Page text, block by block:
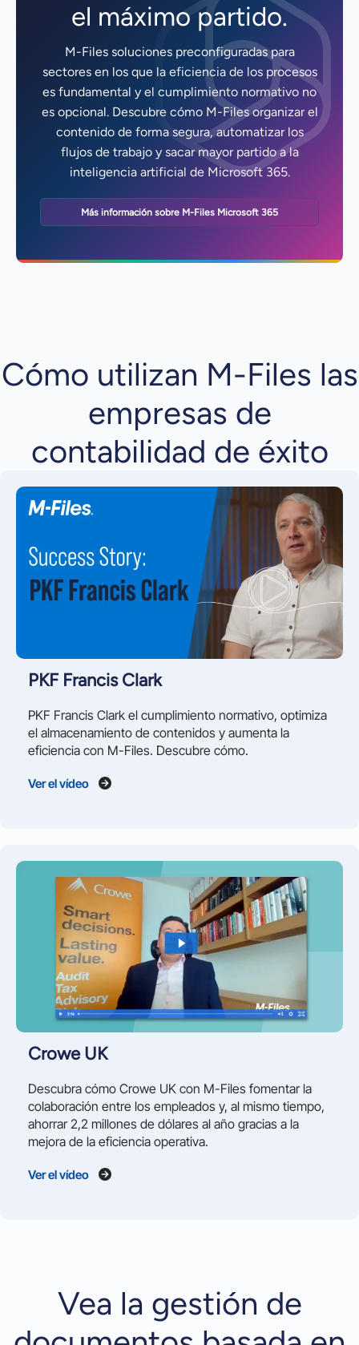
el máximo partido.
M-Files soluciones preconfiguradas para
sectores en los que la eficiencia de los procesos
es fundamental y el cumplimiento normativo no
es opcional. Descubre cómo M-Files organizar el
contenido de forma segura, automatizar los
flujos de trabajo y sacar mayor partido a la
inteligencia artificial de Microsoft 365.
Más información sobre M-Files Microsoft 365
Cómo utilizan M-Files las
empresas de
contabilidad de éxito
PKF Francis Clark
PKF Francis Clark el cumplimiento normativo, optimiza
el almacenamiento de contenidos y aumenta la
eficiencia con M-Files. Descubre cómo.
Ver el vídeo
Crowe UK
Descubra cómo Crowe UK con M-Files fomentar la
colaboración entre los empleados y, al mismo tiempo,
ahorrar 2,2 millones de dólares al año gracias a la
mejora de la eficiencia operativa.
Ver el vídeo
Vea la gestión de